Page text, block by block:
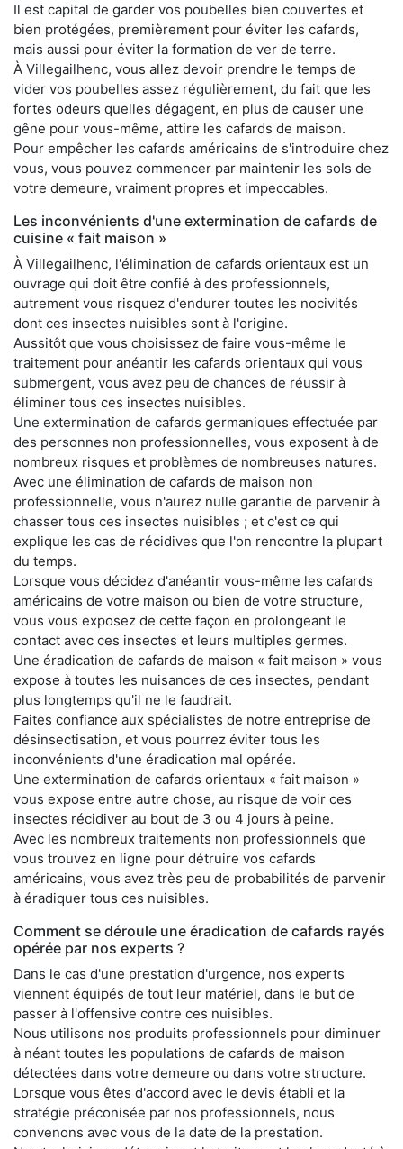
Il est capital de garder vos poubelles bien couvertes et
bien protégées, premièrement pour éviter les cafards,
mais aussi pour éviter la formation de ver de terre.
À Villegailhenc, vous allez devoir prendre le temps de
vider vos poubelles assez régulièrement, du fait que les
fortes odeurs quelles dégagent, en plus de causer une
gêne pour vous-même, attire les cafards de maison.
Pour empêcher les cafards américains de s'introduire chez
vous, vous pouvez commencer par maintenir les sols de
votre demeure, vraiment propres et impeccables.
Les inconvénients d'une extermination de cafards de
cuisine « fait maison »
À Villegailhenc, l'élimination de cafards orientaux est un
ouvrage qui doit être confié à des professionnels,
autrement vous risquez d'endurer toutes les nocivités
dont ces insectes nuisibles sont à l'origine.
Aussitôt que vous choisissez de faire vous-même le
traitement pour anéantir les cafards orientaux qui vous
submergent, vous avez peu de chances de réussir à
éliminer tous ces insectes nuisibles.
Une extermination de cafards germaniques effectuée par
des personnes non professionnelles, vous exposent à de
nombreux risques et problèmes de nombreuses natures.
Avec une élimination de cafards de maison non
professionnelle, vous n'aurez nulle garantie de parvenir à
chasser tous ces insectes nuisibles ; et c'est ce qui
explique les cas de récidives que l'on rencontre la plupart
du temps.
Lorsque vous décidez d'anéantir vous-même les cafards
américains de votre maison ou bien de votre structure,
vous vous exposez de cette façon en prolongeant le
contact avec ces insectes et leurs multiples germes.
Une éradication de cafards de maison « fait maison » vous
expose à toutes les nuisances de ces insectes, pendant
plus longtemps qu'il ne le faudrait.
Faites confiance aux spécialistes de notre entreprise de
désinsectisation, et vous pourrez éviter tous les
inconvénients d'une éradication mal opérée.
Une extermination de cafards orientaux « fait maison »
vous expose entre autre chose, au risque de voir ces
insectes récidiver au bout de 3 ou 4 jours à peine.
Avec les nombreux traitements non professionnels que
vous trouvez en ligne pour détruire vos cafards
américains, vous avez très peu de probabilités de parvenir
à éradiquer tous ces nuisibles.
Comment se déroule une éradication de cafards rayés
opérée par nos experts ?
Dans le cas d'une prestation d'urgence, nos experts
viennent équipés de tout leur matériel, dans le but de
passer à l'offensive contre ces nuisibles.
Nous utilisons nos produits professionnels pour diminuer
à néant toutes les populations de cafards de maison
détectées dans votre demeure ou dans votre structure.
Lorsque vous êtes d'accord avec le devis établi et la
stratégie préconisée par nos professionnels, nous
convenons avec vous de la date de la prestation.